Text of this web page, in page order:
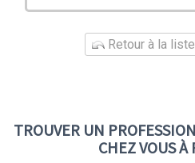
Retour à la
TROUVER UN
CHEZ VOUS À